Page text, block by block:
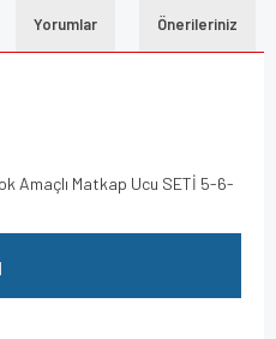
Yorumlar Önerileriniz
Amaçlı Matkap Ucu SETİ 5-6-